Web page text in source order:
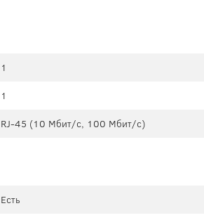
1
1
RJ-45 (10 Мбит/с, 100 Мбит/с)
Есть